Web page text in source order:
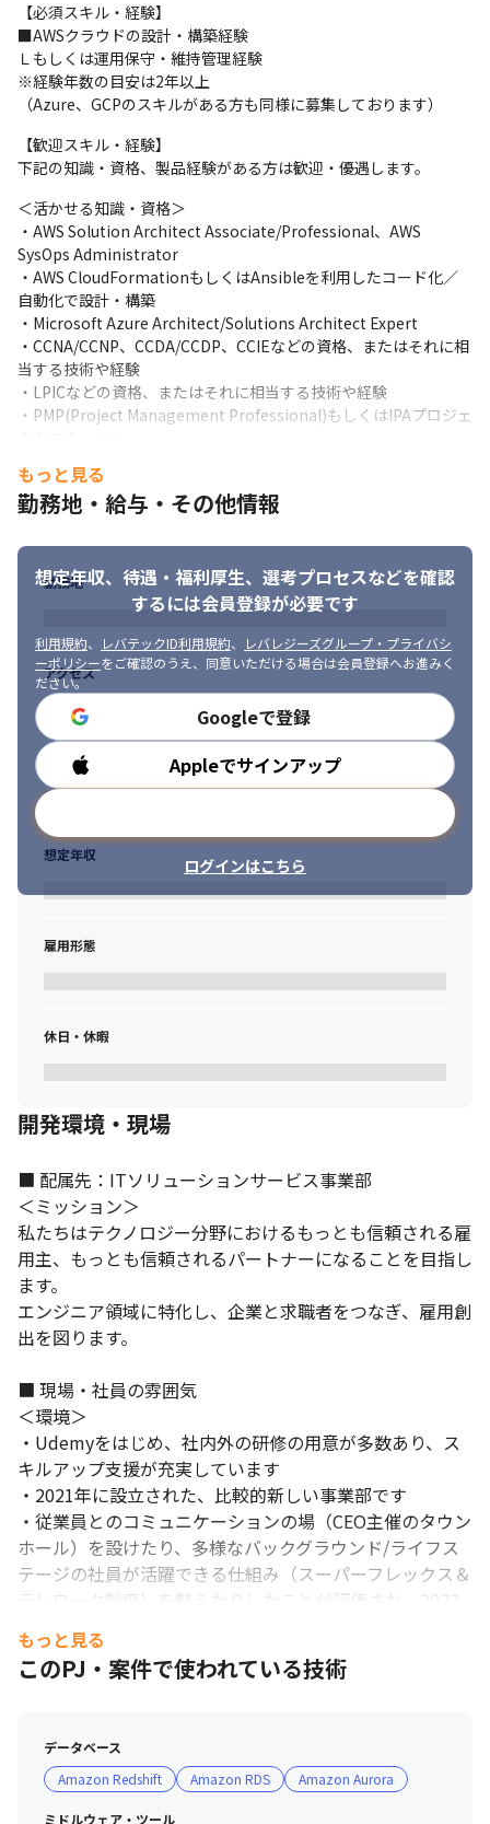
運用要件に対する運用設計、維持管理、保守、設定変更などのエ
ンハンス対応
＜案件例＞
・AWS/Azure/GCPなどを利用したクラウドデザイン・クラウドエ
・Kubernetes/Docker/Serverlessなどを利用したフルスタックエ
ンジニア技術支援
・Ansible/Terraform/CloudFormation/Python/Jenkinsなど利
用した自動化・コード化技術支援
・LGWAN/ZeroTrust/SASEなどNWサービスの設計・構築・維持
管理技術支援
・オンプレミスからクラウド(AWS/Azure)へのリフト＆シフト技
術支援
＜業務の進め方＞
1.前工程
・ウォーターフォールやアジャイル開発を採用しています
・案件によっては、プロジェクト単位で参画するものもあります
Redshiftを用いてデータサイエンスの基盤を構築する、専門的な
案件に携わるチャンスもあります
・維持管理、テクニカルサポートなどの案件がメインです
・変更対応はアジャイル的に開発をすることが多いです
※保有する案件は多岐にわたるため、それぞれのスキルや志向に
合わせたものをお任せする予定です
※1プロジェクトにつき3名～10名程で、チームを組んで対応しま
＜入社後の流れ＞
・必要な方には、OJTを用意しています
・UdemyやAWSについてなどの外部研修、社内のヒューマン研修
やエンジニア研修を受講することができます
＜入社前の準備＞
・入社後に最大限の自身の力を発揮するためにも、まずはプライ
ベートを楽しんでいただきたいと考えています
・2年～3年後にITインフラ業界の主流となることを予想されてい
る、AWSなどを用いたインフラのコード化（IaC）に関する案件に
携われます
ンフラエンジニアとしての専門的なスキルを身につけ、市場価値
を高めることができます
・グローバルに展開している企業のため、英語力を活かせます
・エンジニアの組織は2021年に立ち上がったばかりのため、希望
があれば組織づくりにも挑戦可能です
ことができます。
【必須スキル・経験】
■AWSクラウドの設計・構築経験
Ｌもしくは運用保守・維持管理経験
※経験年数の目安は2年以上
（Azure、GCPのスキルがある方も同様に募集しております）
【歓迎スキル・経験】
下記の知識・資格、製品経験がある方は歓迎・優遇します。
＜活かせる知識・資格＞
・AWS Solution Architect Associate/Professional、AWS
SysOps Administrator
・AWS CloudFormationもしくはAnsibleを利用したコード化／
自動化で設計・構築
・Microsoft Azure Architect/Solutions Architect Expert
・CCNA/CCNP、CCDA/CCDP、CCIEなどの資格、またはそれに相
当する技術や経験
・LPICなどの資格、またはそれに相当する技術や経験
・PMP(Project Management Professional)もしくはIPAプロジェ
＜製品経験＞
(Microsoft 365/Intune) 、SECaaS(Zscaler)
・コンテナ技術(Docker/Kubernetes/OpenShift)
・アプリケーション性能管理(Datadog/Splunk/New Relic)
・ネットワーク(Cisco/FortiGate/Juniper/Paloalto)
・仮想化基盤(VMware/Hyper-V)
・仮想デスクトップ環境(Citrix/VMware Horizon/MicrosoftVDI)
■ 求める人物像
・上流工程に挑戦したい方
・手を動かして作業をすることが好きな方
・新しいことにチャレンジしたい方
もっと見る
勤務地・給与・その他情報
想定年収、待遇・福利厚生、 選考プロセスなどを確認
するには会員登録が必要です
利用規約、 レバテックID利用規約、
レバレジーズグループ・プライバシ
ーポリシーをご確認のうえ、同意いただける場合は会員登録へお進みく
ださい。
Googleで登録
Appleでサインアップ
ログインはこちら
勤務地
アクセス
勤務時間
想定年収
雇用形態
休日・休暇
開発環境・現場
■ 配属先：ITソリューションサービス事業部
＜ミッション＞
私たちはテクノロジー分野におけるもっとも信頼される雇
用主、もっとも信頼されるパートナーになることを目指し
ます。
エンジニア領域に特化し、企業と求職者をつなぎ、雇用創
出を図ります。
■ 現場・社員の雰囲気
＜環境＞
・Udemyをはじめ、社内外の研修の用意が多数あり、ス
キルアップ支援が充実しています
・2021年に設立された、比較的新しい事業部です
・従業員とのコミュニケーションの場（CEO主催のタウン
ホール）を設けたり、多様なバックグラウンド/ライフス
テージの社員が活躍できる仕組み（スーパーフレックス＆
テレワーク制度）を整えたりしたことが評価され、2022
年に「働きがいのある会社」に認定されました（Great
Place to Work® Institute Japanより）。
・入社時研修へのカリキュラムへの組み込みや、就業規則
高レベルとなるゴールドを受賞しました
・事業をボトムアップで提案することを目的とした、1日
CEO体験をはじめ、ユニークなイベントが多数あります
もっと見る
このPJ・案件で使われている技術
データベース
Amazon Redshift
Amazon RDS Amazon Aurora
ミドルウェア・ツール